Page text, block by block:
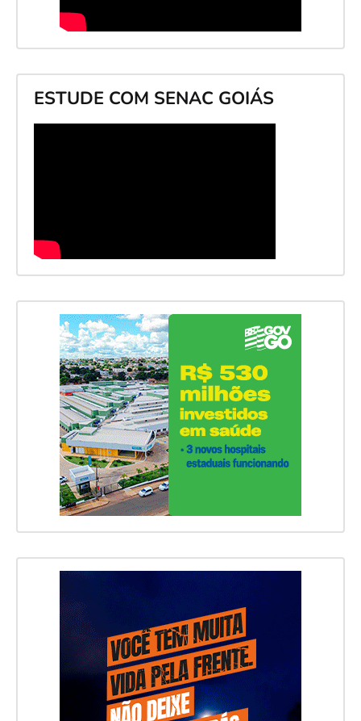
ESTUDE COM SENAC GOIÁS